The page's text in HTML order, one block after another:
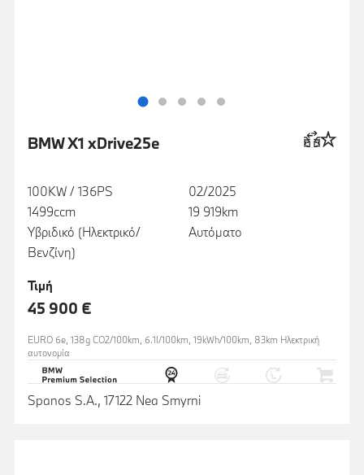
BMW X1 xDrive25e
100KW / 136PS
1499ccm
Υβριδικό (Ηλεκτρικό/
Βενζίνη)
02/2025
19 919km
Αυτόματο
Τιμή
45 900 €
EURO 6e, 138g CO2/100km, 6.1l/100km, 19kWh/100km, 83km Ηλεκτρική
αυτονομία
Spanos S.A., 17122 Nea Smyrni